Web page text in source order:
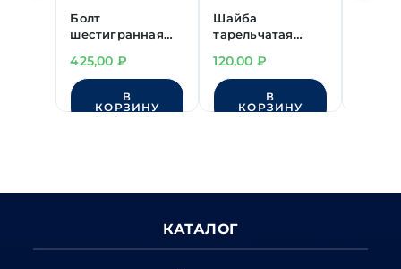
Болт
шестигранная
высокопрочный
М18х120 мм
DIN 933 класс
прочности 10.9
425,00 ₽
В
КОРЗИНУ
Шайба
тарельчатая
120,00 ₽
В
КОРЗИНУ
КАТАЛОГ